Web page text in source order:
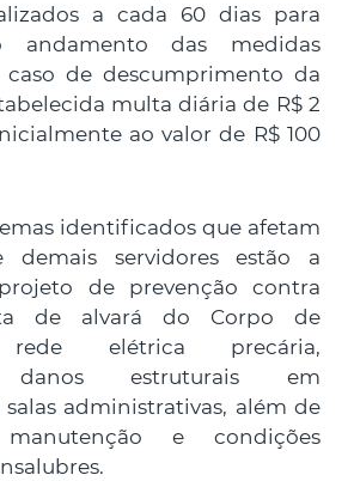
a cada 60 dias para
andamento das medidas
caso de descumprimento da
multa diária de R$ 2
ao valor de R$ 100
identificados que afetam
demais servidores estão a
de prevenção contra
de alvará do Corpo de
rede elétrica precária,
danos estruturais em
administrativas, além de
e condições